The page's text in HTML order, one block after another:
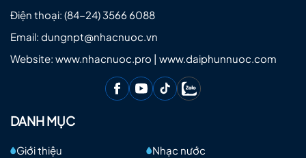
Điện thoại: (84-24) 3566 6088
Email: dungnpt@nhacnuoc.vn
Website: www.nhacnuoc.pro | www.daiphunnuoc.com
DANH MỤC
Giới thiệu Nhạc nước